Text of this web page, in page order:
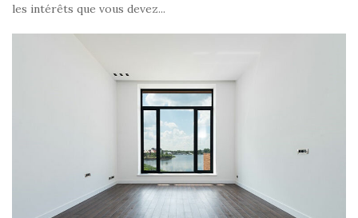
les intérêts que vous devez...